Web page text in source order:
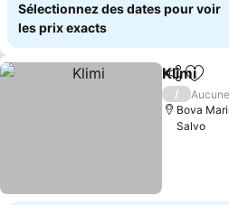
Sélectionnez des dates pour voir
les prix exacts
Partager
Klimi
/
Bova
Salvo